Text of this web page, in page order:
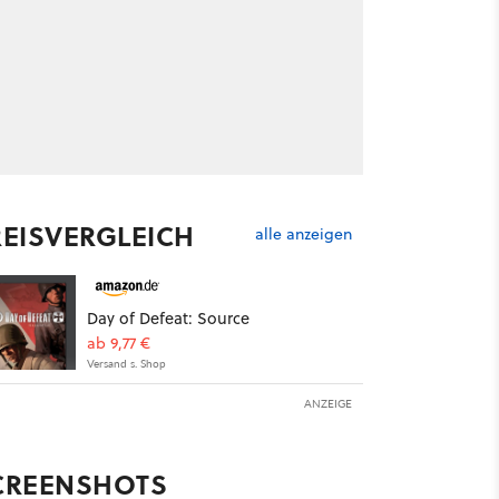
alle anzeigen
Day of Defeat: Source
ab 9,77 €
Versand s. Shop
ANZEIGE